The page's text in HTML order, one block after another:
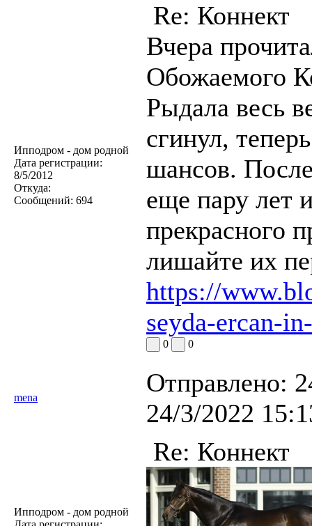
Ипподром - дом родной
Дата регистрации:
8/5/2012
Откуда:
Сообщений: 694
Re: Коннект
Вчера
Обожаемого
Рыдала весь
сгинул,
шансов.
еще пару лет
прекрасного
лишайте их
https://
seyda-ercan-
0 0
mena
Отправлено:
24/3/2022
Ипподром - дом родной
Re: Коннект